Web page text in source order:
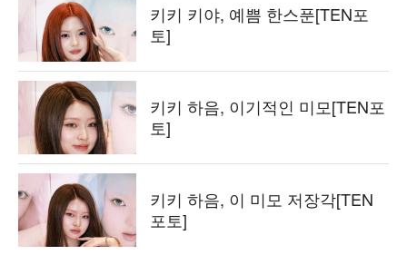
키키 키야, 예쁨 한스푼[TEN포
토]
키키 하음, 이기적인 미모[TEN포
토]
키키 하음, 이 미모 저장각[TEN
포토]